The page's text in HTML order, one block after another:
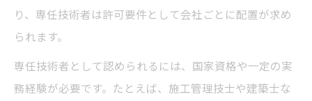
り、専任技術者は許可要件として会社ごとに配置が求め
られます。
専任技術者として認められるには、国家資格や一定の実
務経験が必要です。たとえば、施工管理技士や建築士な